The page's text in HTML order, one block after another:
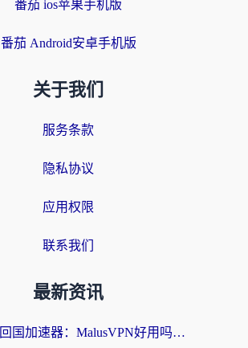
番茄 ios苹果手机版
番茄 Android安卓手机版
关于我们
服务条款
隐私协议
应用权限
联系我们
最新资讯
海外党选回国加速器：MalusVPN好用吗？和快帆VPN哪个好？附真实对比与避坑指南